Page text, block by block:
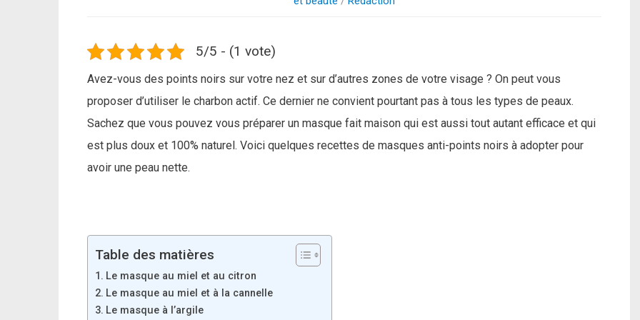
5/5 - (1 vote)
Avez-vous des points noirs sur votre nez et sur d’autres zones de votre visage ? On peut vous
proposer d’utiliser le charbon actif. Ce dernier ne convient pourtant pas à tous les types de peaux.
Sachez que vous pouvez vous préparer un masque fait maison qui est aussi tout autant efficace et qui
est plus doux et 100% naturel. Voici quelques recettes de masques anti-points noirs à adopter pour
avoir une peau nette.
Table des matières
Le masque au miel et au citron
Le masque au miel et à la cannelle
Le masque à l’argile